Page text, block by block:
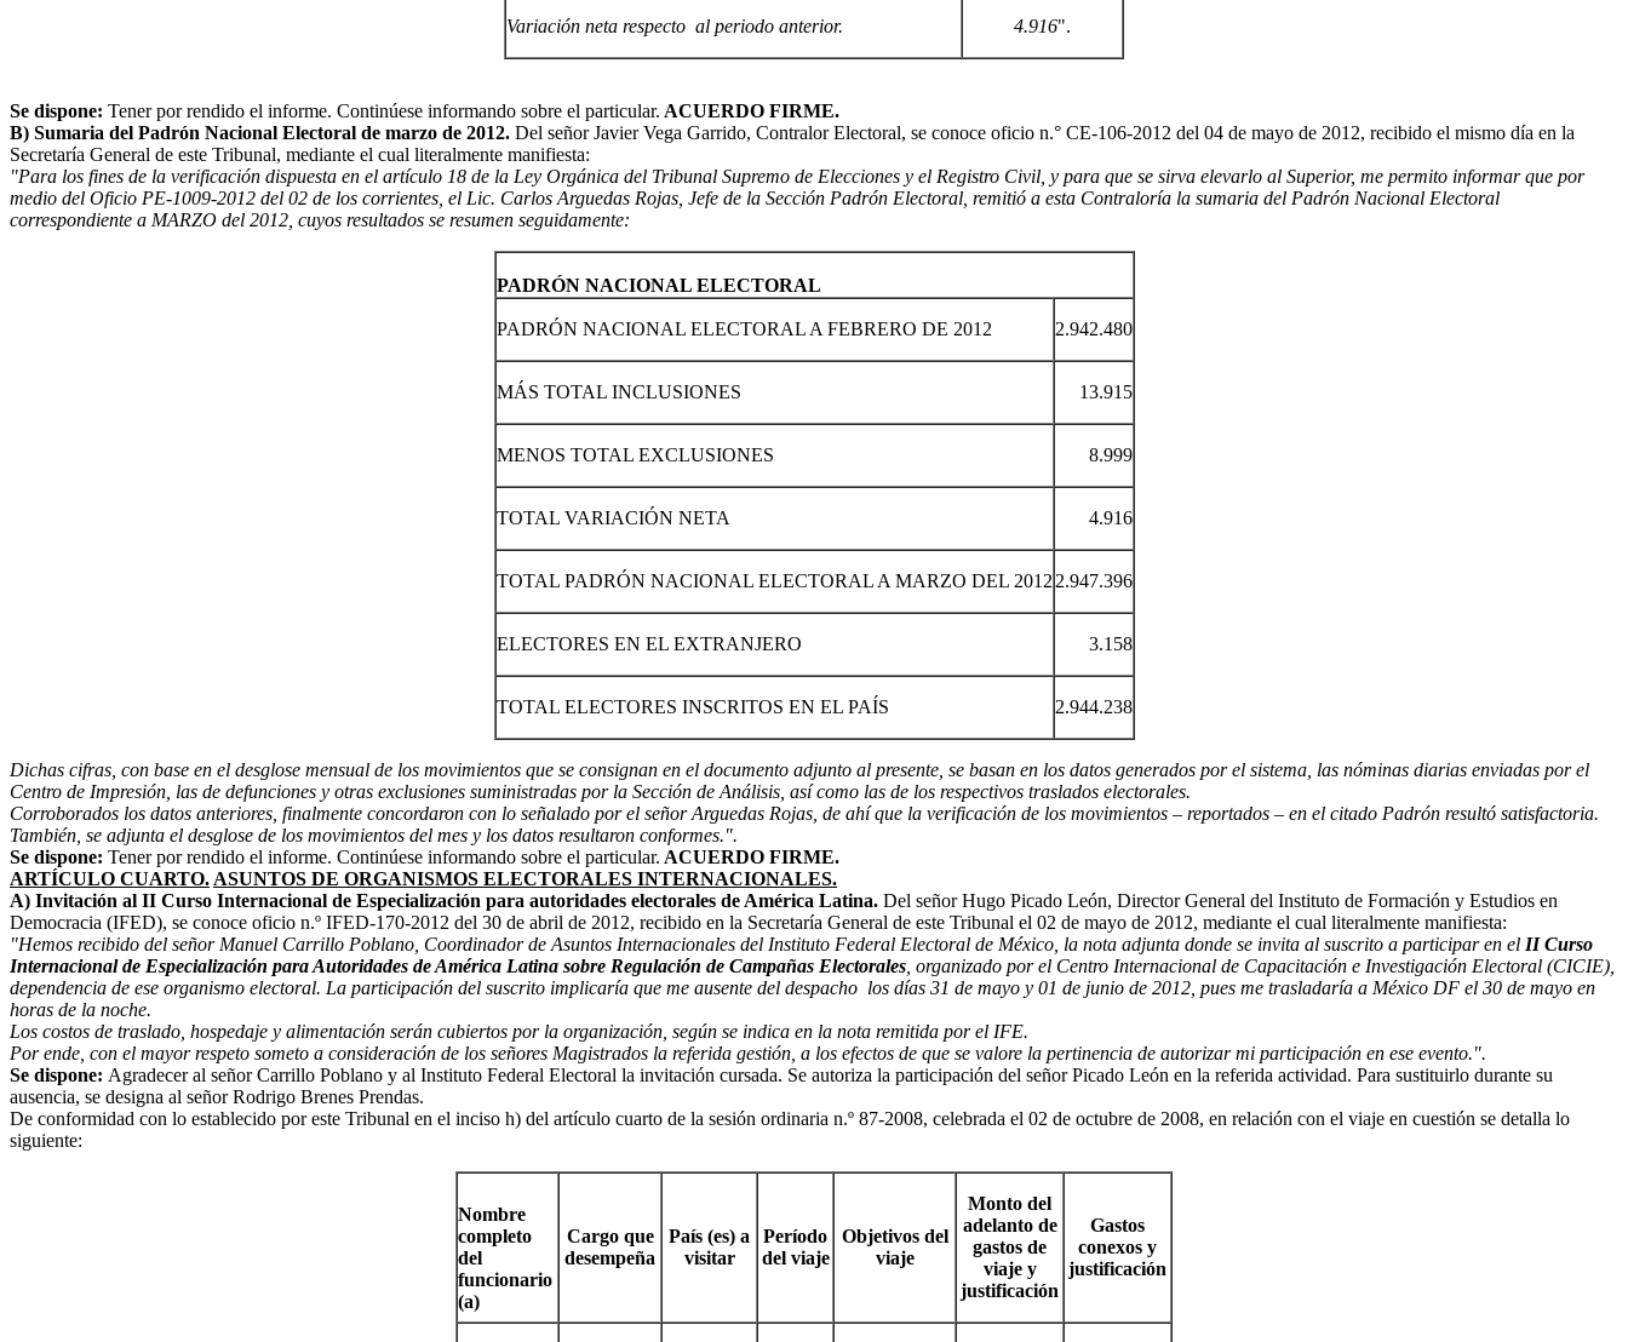
Variación neta respecto al periodo anterior. 4.916".
Se dispone: Tener por rendido el informe. Continúese informando sobre el particular. ACUERDO FIRME.
B) Sumaria del Padrón Nacional Electoral de marzo de 2012. Del señor Javier Vega Garrido, Contralor Electoral, se conoce oficio n.° CE-106-2012 del 04 de mayo de 2012, recibido el mismo día en la
Secretaría General de este Tribunal, mediante el cual literalmente manifiesta:
"Para los fines de la verificación dispuesta en el artículo 18 de la Ley Orgánica del Tribunal Supremo de Elecciones y el Registro Civil, y para que se sirva elevarlo al Superior, me permito informar que por
medio del Oficio PE-1009-2012 del 02 de los corrientes, el Lic. Carlos Arguedas Rojas, Jefe de la Sección Padrón Electoral, remitió a esta Contraloría la sumaria del Padrón Nacional Electoral
correspondiente a MARZO del 2012, cuyos resultados se resumen seguidamente:
PADRÓN NACIONAL ELECTORAL
PADRÓN NACIONAL ELECTORAL A FEBRERO DE 2012 2.942.480
MÁS TOTAL INCLUSIONES 13.915
MENOS TOTAL EXCLUSIONES 8.999
TOTAL VARIACIÓN NETA 4.916
TOTAL PADRÓN NACIONAL ELECTORAL A MARZO DEL 2012 2.947.396
ELECTORES EN EL EXTRANJERO 3.158
TOTAL ELECTORES INSCRITOS EN EL PAÍS 2.944.238
Dichas cifras, con base en el desglose mensual de los movimientos que se consignan en el documento adjunto al presente, se basan en los datos generados por el sistema, las nóminas diarias enviadas por el
Centro de Impresión, las de defunciones y otras exclusiones suministradas por la Sección de Análisis, así como las de los respectivos traslados electorales.
Corroborados los datos anteriores, finalmente concordaron con lo señalado por el señor Arguedas Rojas, de ahí que la verificación de los movimientos – reportados – en el citado Padrón resultó satisfactoria.
También, se adjunta el desglose de los movimientos del mes y los datos resultaron conformes.".
Se dispone: Tener por rendido el informe. Continúese informando sobre el particular. ACUERDO FIRME.
ARTÍCULO CUARTO. ASUNTOS DE ORGANISMOS ELECTORALES INTERNACIONALES.
A) Invitación al II Curso Internacional de Especialización para autoridades electorales de América Latina. Del señor Hugo Picado León, Director General del Instituto de Formación y Estudios en
Democracia (IFED), se conoce oficio n.º IFED-170-2012 del 30 de abril de 2012, recibido en la Secretaría General de este Tribunal el 02 de mayo de 2012, mediante el cual literalmente manifiesta:
"Hemos recibido del señor Manuel Carrillo Poblano, Coordinador de Asuntos Internacionales del Instituto Federal Electoral de México, la nota adjunta donde se invita al suscrito a participar en el II Curso
Internacional de Especialización para Autoridades de América Latina sobre Regulación de Campañas Electorales , organizado por el Centro Internacional de Capacitación e Investigación Electoral (CICIE),
dependencia de ese organismo electoral. La participación del suscrito implicaría que me ausente del despacho los días 31 de mayo y 01 de junio de 2012, pues me trasladaría a México DF el 30 de mayo en
horas de la noche.
Los costos de traslado, hospedaje y alimentación serán cubiertos por la organización, según se indica en la nota remitida por el IFE.
Por ende, con el mayor respeto someto a consideración de los señores Magistrados la referida gestión, a los efectos de que se valore la pertinencia de autorizar mi participación en ese evento.".
Se dispone: Agradecer al señor Carrillo Poblano y al Instituto Federal Electoral la invitación cursada. Se autoriza la participación del señor Picado León en la referida actividad. Para sustituirlo durante su
ausencia, se designa al señor Rodrigo Brenes Prendas.
De conformidad con lo establecido por este Tribunal en el inciso h) del artículo cuarto de la sesión ordinaria n.º 87-2008, celebrada el 02 de octubre de 2008, en relación con el viaje en cuestión se detalla lo
siguiente:
Nombre
completo
del
funcionario
(a)
Cargo que
desempeña
País (es) a
visitar
Período
del viaje
Objetivos del
viaje
Monto del
adelanto de
gastos de
viaje y
justificación
Gastos
conexos y
justificación